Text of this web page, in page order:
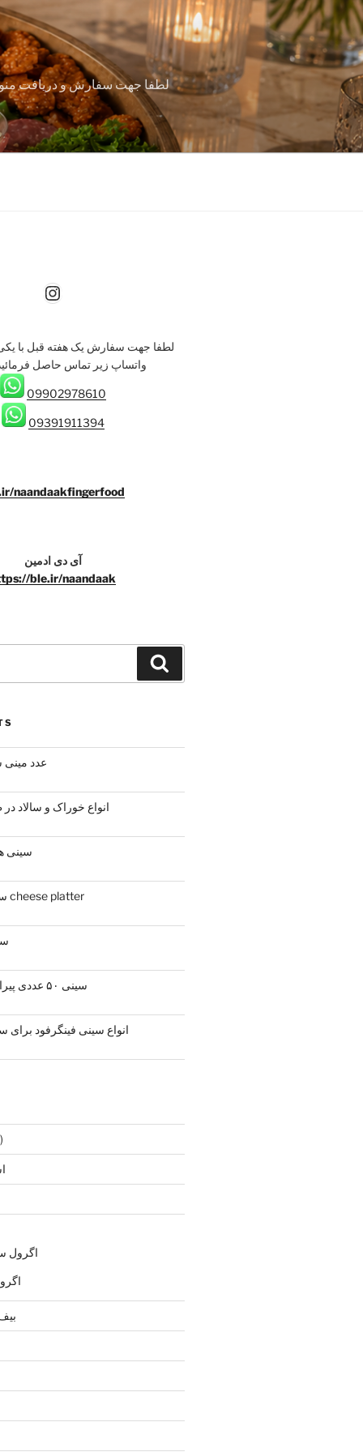
Instagram
لطفا جهت سفارش یک هفته قبل با
واتساپ زیر تماس حاصل
09902978610
09391911394
naandaakfingerfood
آی دی ادمین
ble.ir/naandaak
۸۰ عدد
انواع خوراک و سالاد در
سینی
سینی های مزه پنیر cheese platter
سینی ۵۰ عددی پیراشکی و سمبوسه
انواع سینی فینگرفود برای
اگرول